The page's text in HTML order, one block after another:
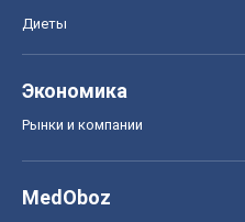
Диеты
Экономика
Рынки и компании
MedOboz